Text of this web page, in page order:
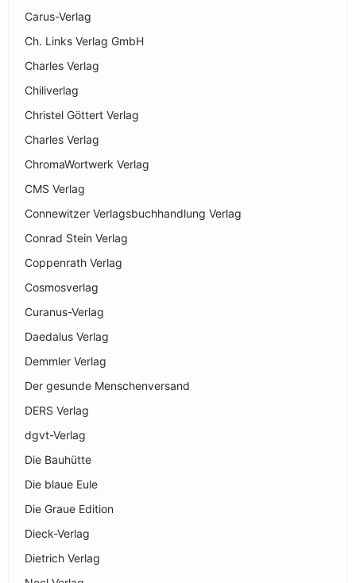
Carus-Verlag
Ch. Links Verlag GmbH
Charles Verlag
Chiliverlag
Christel Göttert Verlag
Charles Verlag
ChromaWortwerk Verlag
CMS Verlag
Connewitzer Verlagsbuchhandlung Verlag
Conrad Stein Verlag
Coppenrath Verlag
Cosmosverlag
Curanus-Verlag
Daedalus Verlag
Demmler Verlag
Der gesunde Menschenversand
DERS Verlag
dgvt-Verlag
Die Bauhütte
Die blaue Eule
Die Graue Edition
Dieck-Verlag
Dietrich Verlag